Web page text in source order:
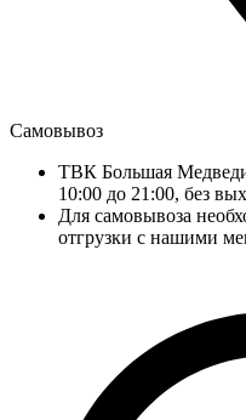
Самовывоз
ТВК Большая
10:00 до 21:00, без
Для самовывоза
отгрузки с нашими